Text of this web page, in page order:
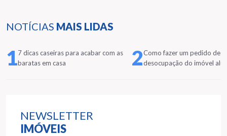
NOTÍCIAS MAIS LIDAS
17 dicas caseiras para acabar com as
baratas em casa
2Como fazer um pedido de
desocupação do imóvel
NEWSLETTER
IMÓVEIS